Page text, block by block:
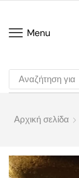
Menu
Αναζήτηση για
Αρχική σελίδα